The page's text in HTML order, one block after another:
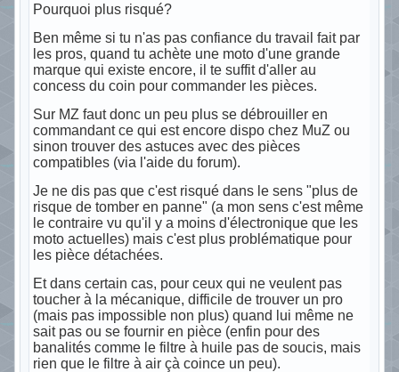
Pourquoi plus risqué?
Ben même si tu n'as pas confiance du travail fait par
les pros, quand tu achète une moto d'une grande
marque qui existe encore, il te suffit d'aller au
concess du coin pour commander les pièces.
Sur MZ faut donc un peu plus se débrouiller en
commandant ce qui est encore dispo chez MuZ ou
sinon trouver des astuces avec des pièces
compatibles (via l'aide du forum).
Je ne dis pas que c'est risqué dans le sens "plus de
risque de tomber en panne" (a mon sens c'est même
le contraire vu qu'il y a moins d'électronique que les
moto actuelles) mais c'est plus problématique pour
les pièce détachées.
Et dans certain cas, pour ceux qui ne veulent pas
toucher à la mécanique, difficile de trouver un pro
(mais pas impossible non plus) quand lui même ne
sait pas ou se fournir en pièce (enfin pour des
banalités comme le filtre à huile pas de soucis, mais
rien que le filtre à air çà coince un peu).